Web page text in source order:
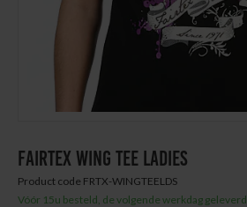
Thuis trainen
FAIRTEX WING TEE LADIES
Product code FRTX-WINGTEELDS
Vóór 15u besteld, de volgende werkdag geleverd